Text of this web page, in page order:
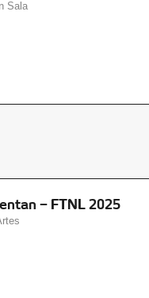
Sala
– FTNL 2025